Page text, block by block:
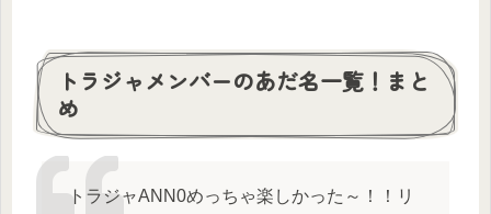
トラジャメンバーのあだ名一覧！まと
め
トラジャANN0めっちゃ楽しかった～！！リ